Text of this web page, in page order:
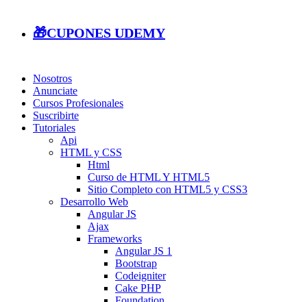
🎁CUPONES UDEMY
Nosotros
Anunciate
Cursos Profesionales
Suscribirte
Tutoriales
Api
HTML y CSS
Html
Curso de HTML Y HTML5
Sitio Completo con HTML5 y CSS3
Desarrollo Web
Angular JS
Ajax
Frameworks
Angular JS 1
Bootstrap
Codeigniter
Cake PHP